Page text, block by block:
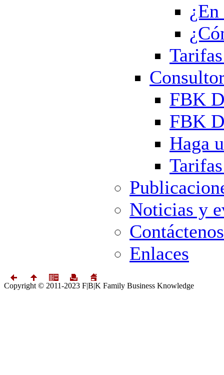
FBK
FBK
Haga
Noticias y
Contáctenos
Enlaces
Copyright © 2011-2023 F|B|K Family Business Knowledge